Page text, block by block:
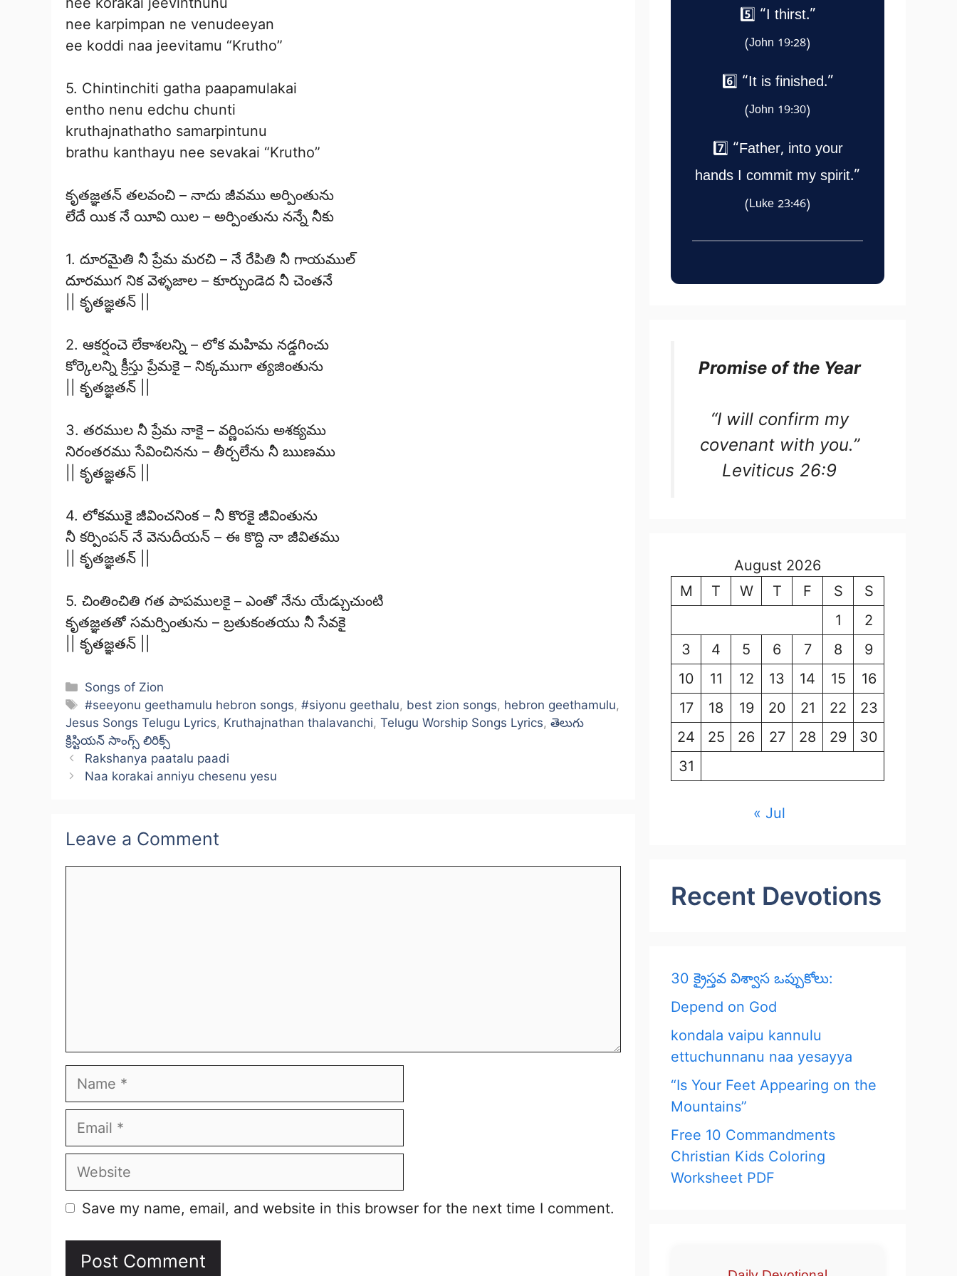
nee karpimpan ne venudeeyan
ee koddi naa jeevitamu “Krutho”
5. Chintinchiti gatha paapamulakai
entho nenu edchu chunti
kruthajnathatho samarpintunu
brathu kanthayu nee sevakai “Krutho”
కృతజ్ఞతన్ తలవంచి – నాదు జీవము అర్పింతును
లేదే యిక నే యీవి యిల – అర్పింతును నన్నే నీకు
1. దూరమైతి నీ ప్రేమ మరచి – నే రేపితి నీ గాయముల్
దూరముగ నిక వెళ్ళజాల – కూర్చుండెద నీ చెంతనే
|| కృతజ్ఞతన్ ||
2. ఆకర్షంచె లేకాశలన్ని – లోక మహిమ నడ్డగించు
కోర్కెలన్ని క్రీస్తు ప్రేమకై – నిక్కముగా త్యజింతును
|| కృతజ్ఞతన్ ||
3. తరముల నీ ప్రేమ నాకై – వర్ణింపను అశక్యము
నిరంతరము సేవించినను – తీర్చలేను నీ ఋణము
|| కృతజ్ఞతన్ ||
4. లోకముకై జీవించనింక – నీ కొరకై జీవింతును
నీ కర్పింపన్ నే వెనుదీయన్ – ఈ కొద్ది నా జీవితము
|| కృతజ్ఞతన్ ||
5. చింతించితి గత పాపములకై – ఎంతో నేను యేడ్చుచుంటి
కృతజ్ఞతతో సమర్పింతును – బ్రతుకంతయు నీ సేవకై
|| కృతజ్ఞతన్ ||
Categories
Songs of Zion
Tags
#seeyonu geethamulu hebron songs,#siyonu geethalu, best zion songs, hebron geethamulu,
Jesus Songs Telugu Lyrics, Kruthajnathan thalavanchi, Telugu Worship Songs Lyrics, తెలుగు
క్రిస్టియన్ సాంగ్స్ లిరిక్స్
Rakshanya paatalu paadi
Naa korakai anniyu chesenu yesu
Leave a Comment
Name
Email
Website
Save my name, email, and website in this browser for the next time I comment.
5️⃣ “I thirst.”
(John 19:28)
6️⃣ “It is finished.”
(John 19:30)
7️⃣ “Father, into your
hands I commit my spirit.”
(Luke 23:46)
Promise of the Year
“I will confirm my
covenant with you.”
Leviticus 26:9
August 2026
M
T W T F S
S
1
2
3
4 5 6 7 8
9
10
11 12 13 14 15
16
17
18 19 20 21 22
23
24
25 26 27 28 29
30
31
« Jul
Recent Devotions
30 క్రైస్తవ విశ్వాస ఒప్పుకోలు:
Depend on God
kondala vaipu kannulu
ettuchunnanu naa yesayya
“Is Your Feet Appearing on the
Mountains”
Free 10 Commandments
Christian Kids Coloring
Worksheet PDF